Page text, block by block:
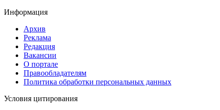
Информация
Архив
Реклама
Редакция
Вакансии
О портале
Правообладателям
Политика обработки персональных данных
Условия цитирования